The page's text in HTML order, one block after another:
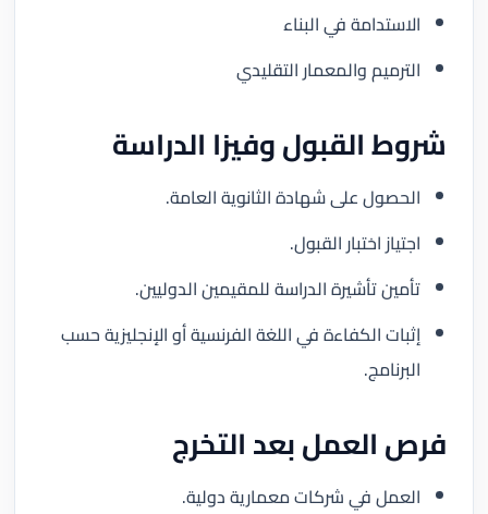
الاستدامة في البناء
الترميم والمعمار التقليدي
شروط القبول وفيزا الدراسة
الحصول على شهادة الثانوية العامة.
اجتياز اختبار القبول.
تأمين تأشيرة الدراسة للمقيمين الدوليين.
إثبات الكفاءة في اللغة الفرنسية أو الإنجليزية حسب
البرنامج.
فرص العمل بعد التخرج
العمل في شركات معمارية دولية.